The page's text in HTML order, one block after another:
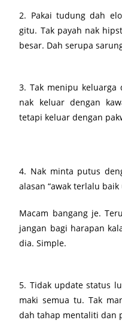
2. Pakai tudung dah
gitu. Tak payah nak
besar. Dah serupa
3. Tak menipu keluarga
nak keluar dengan
tetapi keluar dengan
4. Nak minta putus
alasan “awak terlalu baik
Macam bangang je.
jangan bagi harapan
dia. Simple.
5. Tidak update status
maki semua tu. Tak
dah tahap mentaliti dan